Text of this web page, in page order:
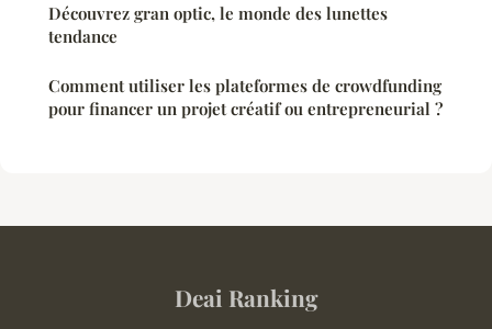
Découvrez gran optic, le monde des lunettes
tendance
Comment utiliser les plateformes de crowdfunding
pour financer un projet créatif ou entrepreneurial ?
Deai Ranking